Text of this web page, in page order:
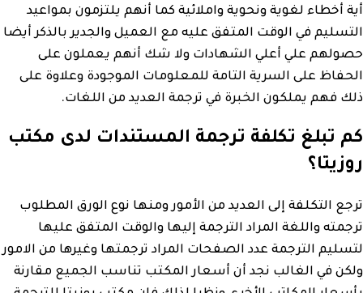
أية أخطاء لغوية ونحوية واملائية كما أنهم يلتزمون بمواعيد
التسليم في الوقت المتفق عليه مع العميل والجدير بالذكر أيضا
حصولهم علي أعلي الشهادات ولا شك أنهم يعملون على
الحفاظ على السرية التامة للمعلومات الموجودة وعلاوة على
ذلك فهم يملكون الخبرة في ترجمة العديد من اللغات.
كم تبلغ تكلفة ترجمة المستندات لدى مكتب
روزيتا؟
ترجع التكلفة إلى العديد من الأمور ومنها نوع الورق المطلوب
ترجمته واللغة المراد الترجمة إليها والوقت المتفق عليها
لتسليم الترجمة عدد الصفحات المراد ترجمتها وغيرها من الامور
ولكن في الغالب نجد أن أسعار المكتب تناسب الجميع مقارنة